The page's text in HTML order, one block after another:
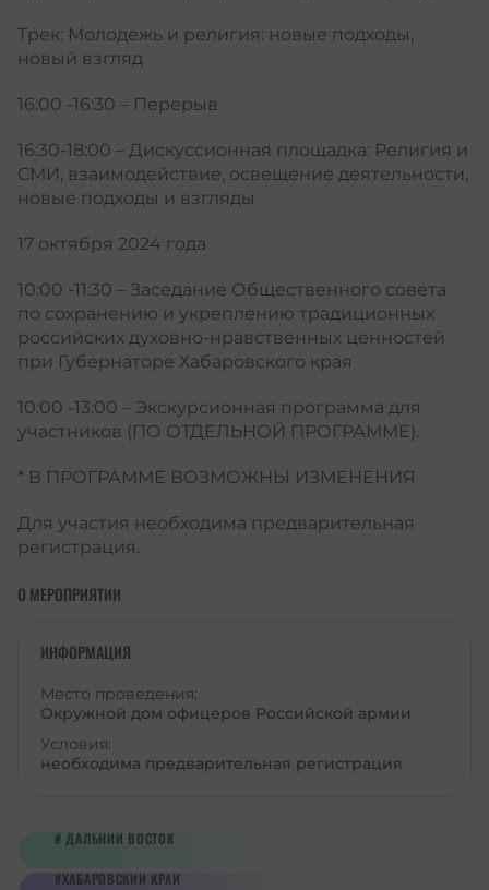
Трек: Молодежь и религия: новые подходы,
новый взгляд
16:00 -16:30 – Перерыв
16:30-18:00 – Дискуссионная площадка: Религия и
СМИ, взаимодействие, освещение деятельности,
новые подходы и взгляды
17 октября 2024 года
10:00 -11:30 – Заседание Общественного совета
по сохранению и укреплению традиционных
российских духовно-нравственных ценностей
при Губернаторе Хабаровского края
10:00 -13:00 – Экскурсионная программа для
участников (ПО ОТДЕЛЬНОЙ ПРОГРАММЕ).
* В ПРОГРАММЕ ВОЗМОЖНЫ ИЗМЕНЕНИЯ
Для участия необходима предварительная
регистрация.
О МЕРОПРИЯТИИ
ИНФОРМАЦИЯ
Место проведения:
Окружной дом офицеров Российской армии
Условия:
необходима предварительная регистрация
ДАЛЬНИЙ ВОСТОК
ХАБАРОВСКИЙ КРАЙ